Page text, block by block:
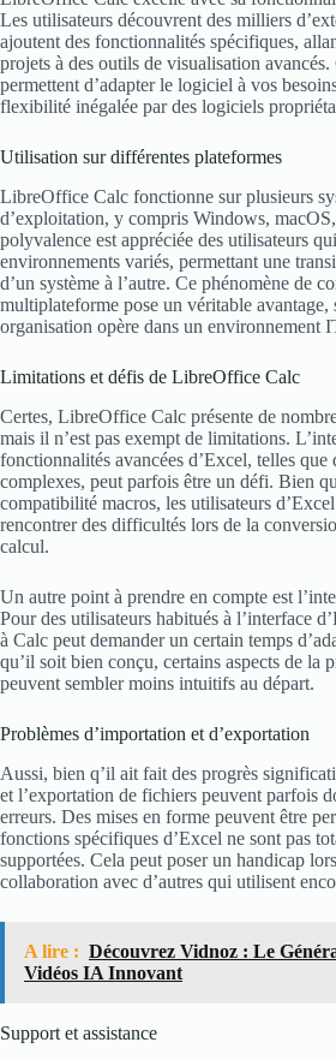
Les utilisateurs découvrent des milliers
ajoutent des fonctionnalités spécifiques,
projets à des outils de visualisation avancés.
permettent d’adapter le logiciel à vos
flexibilité inégalée par des logiciels
Utilisation sur différentes plateformes
LibreOffice Calc fonctionne sur plusieurs
d’exploitation, y compris Windows,
polyvalence est appréciée des utilisateurs
environnements variés, permettant une
d’un système à l’autre. Ce phénomène de
multiplateforme pose un véritable avantage,
organisation opère dans un environnement
Limitations et défis de LibreOffice Calc
Certes, LibreOffice Calc présente de
mais il n’est pas exempt de limitations.
fonctionnalités avancées d’Excel, telles que
complexes, peut parfois être un défi. Bien
compatibilité macros, les utilisateurs
rencontrer des difficultés lors de la
calcul.
Un autre point à prendre en compte est
Pour des utilisateurs habitués à l’interface
à Calc peut demander un certain temps
qu’il soit bien conçu, certains aspects de la
peuvent sembler moins intuitifs au départ.
Problèmes d’importation et d’exportation
Aussi, bien q’il ait fait des progrès
et l’exportation de fichiers peuvent parfois
erreurs. Des mises en forme peuvent être
fonctions spécifiques d’Excel ne sont pas
supportées. Cela peut poser un handicap
collaboration avec d’autres qui utilisent
A lire : Découvrez Vidnoz : Le
Vidéos IA Innovant
Support et assistance